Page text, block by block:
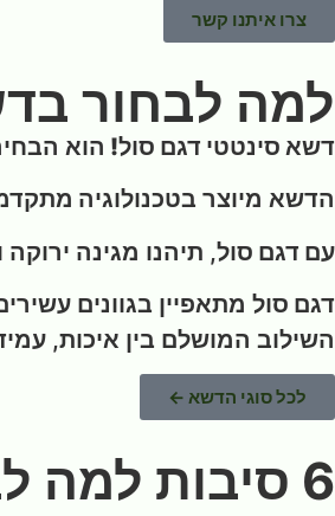
צרו איתנו קשר
למה לבחור
דשא סינטטי דגם סול! הוא
הדשא מיוצר בטכנולוגיה
עם דגם סול, תיהנו מגינה
דגם סול מתאפיין בגוונים
השילוב המושלם בין איכות,
לכל סוגי הדשא ←
6 סיבות למה לבחור בדשא סינטטי – החלום שמתגשם!